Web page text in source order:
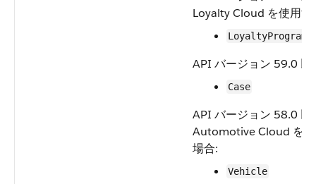
Loyalty Cloud を使用す
API バージョン 59.0 以
Case
API バージョン 58.0 以
Automotive Cloud を
場合:
Vehicle